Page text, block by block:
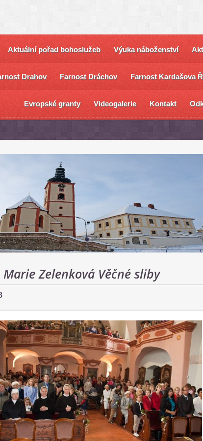
Aktuální pořad bohoslužeb Výuka náboženství
Drahov Farnost Dráchov Farnost Kardašova
Evropské granty Videogalerie Kontakt
Marie Zelenková Věčné sliby